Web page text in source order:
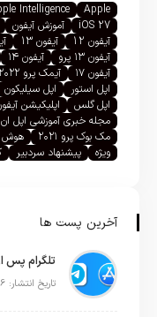
Apple
Intelligence
iOS 27
آموزش آیفون
آیفون 12
آیفون 13
آیفون ۱۳ پرو
آیفون ۱۴
آیفون ۱۷
آیمک پرو ۲۰۲۲
اپل استور
اپل سیلیکون
اپل گلس
اپلیکیشن
مجله خبری آموزشی اپل
مک بوک پرو ۲۰۲۱
هوش
ویژه
پیشنهاد سردبیر
آخرین پست ها
تلگرام پس
تاریخ انتشار: 6 آگوست 2026